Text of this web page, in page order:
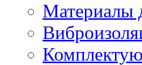
Материалы